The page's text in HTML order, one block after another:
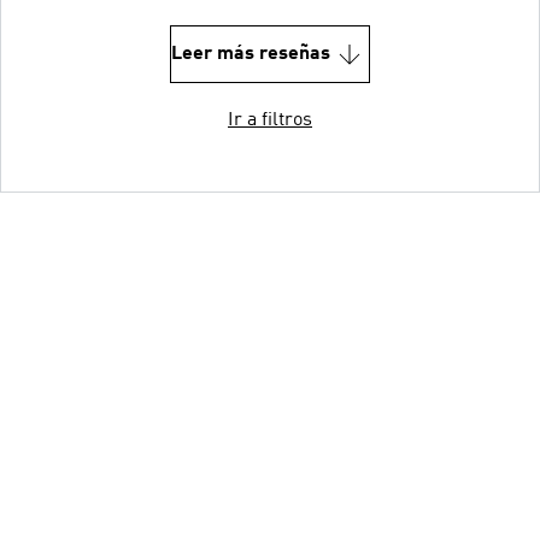
Leer más reseñas
Ir a filtros